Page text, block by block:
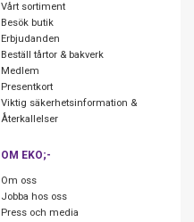
Vårt sortiment
Besök butik
Erbjudanden
Beställ tårtor & bakverk
Medlem
Presentkort
Viktig säkerhetsinformation &
Återkallelser
OM EKO;-
Om oss
Jobba hos oss
Press och media